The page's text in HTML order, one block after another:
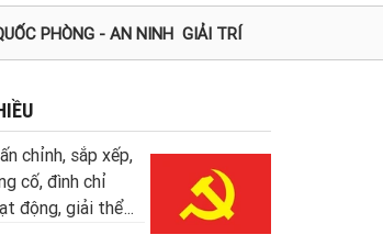
PHÒNG - AN NINH GIẢI TRÍ
chỉnh, sắp xếp,
cố, đình chỉ
động, giải thể...